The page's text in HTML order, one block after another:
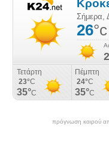
πρόγνωση καιρού